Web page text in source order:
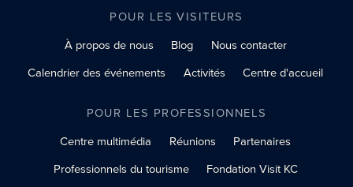
POUR LES VISITEURS
À propos de nous
Blog
Nous contacter
Calendrier des événements
Activités Centre d'accueil
POUR LES PROFESSIONNELS
Centre multimédia
Réunions
Partenaires
Professionnels du tourisme
Fondation Visit KC